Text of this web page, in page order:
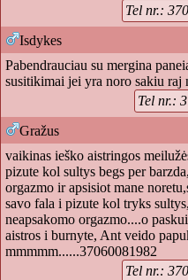
Tel nr.:
Isdykes
Pabendrauciau su mergina
susitikimai jei yra noro sakiu raj
Tel nr.:
Gražus
vaikinas ieško aistringos
pizute kol sultys begs per
orgazmo ir apsisiot mane
savo fala i pizute kol tryks
neapsakomo orgazmo....o
aistros i burnyte, Ant veido
mmmmm......37060081982
Tel nr.: